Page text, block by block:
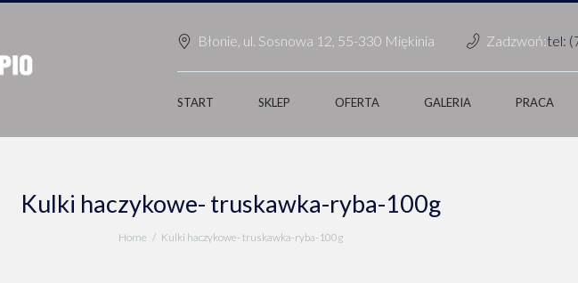
Błonie, ul. Sosnowa 12, 55-330 Miękinia Zadzwoń:tel:
START SKLEP OFERTA GALERIA PRACA
Kulki haczykowe- truskawka-ryba-100g
Home Kulki haczykowe- truskawka-ryba-100g